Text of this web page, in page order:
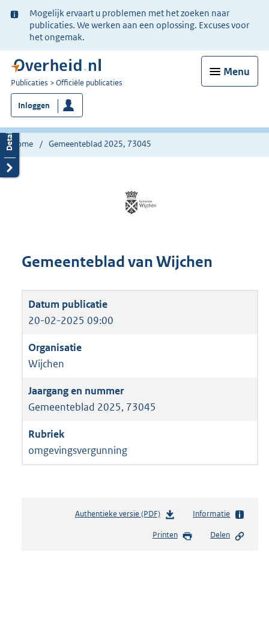
Ter
informatie:
Mogelijk ervaart u problemen met het zoeken naar
publicaties. We werken aan een oplossing. Excuses voor
het ongemak.
Menu
U
bent
nu
hier:
Publicaties Officiële publicaties
Inloggen
Home Gemeenteblad 2025, 73045
Gemeenteblad van Wijchen
20-02-2025 09:00
Wijchen
Gemeenteblad 2025, 73045
omgevingsvergunning
Authentieke versie (PDF)b
s
Informatie
Printen Delen